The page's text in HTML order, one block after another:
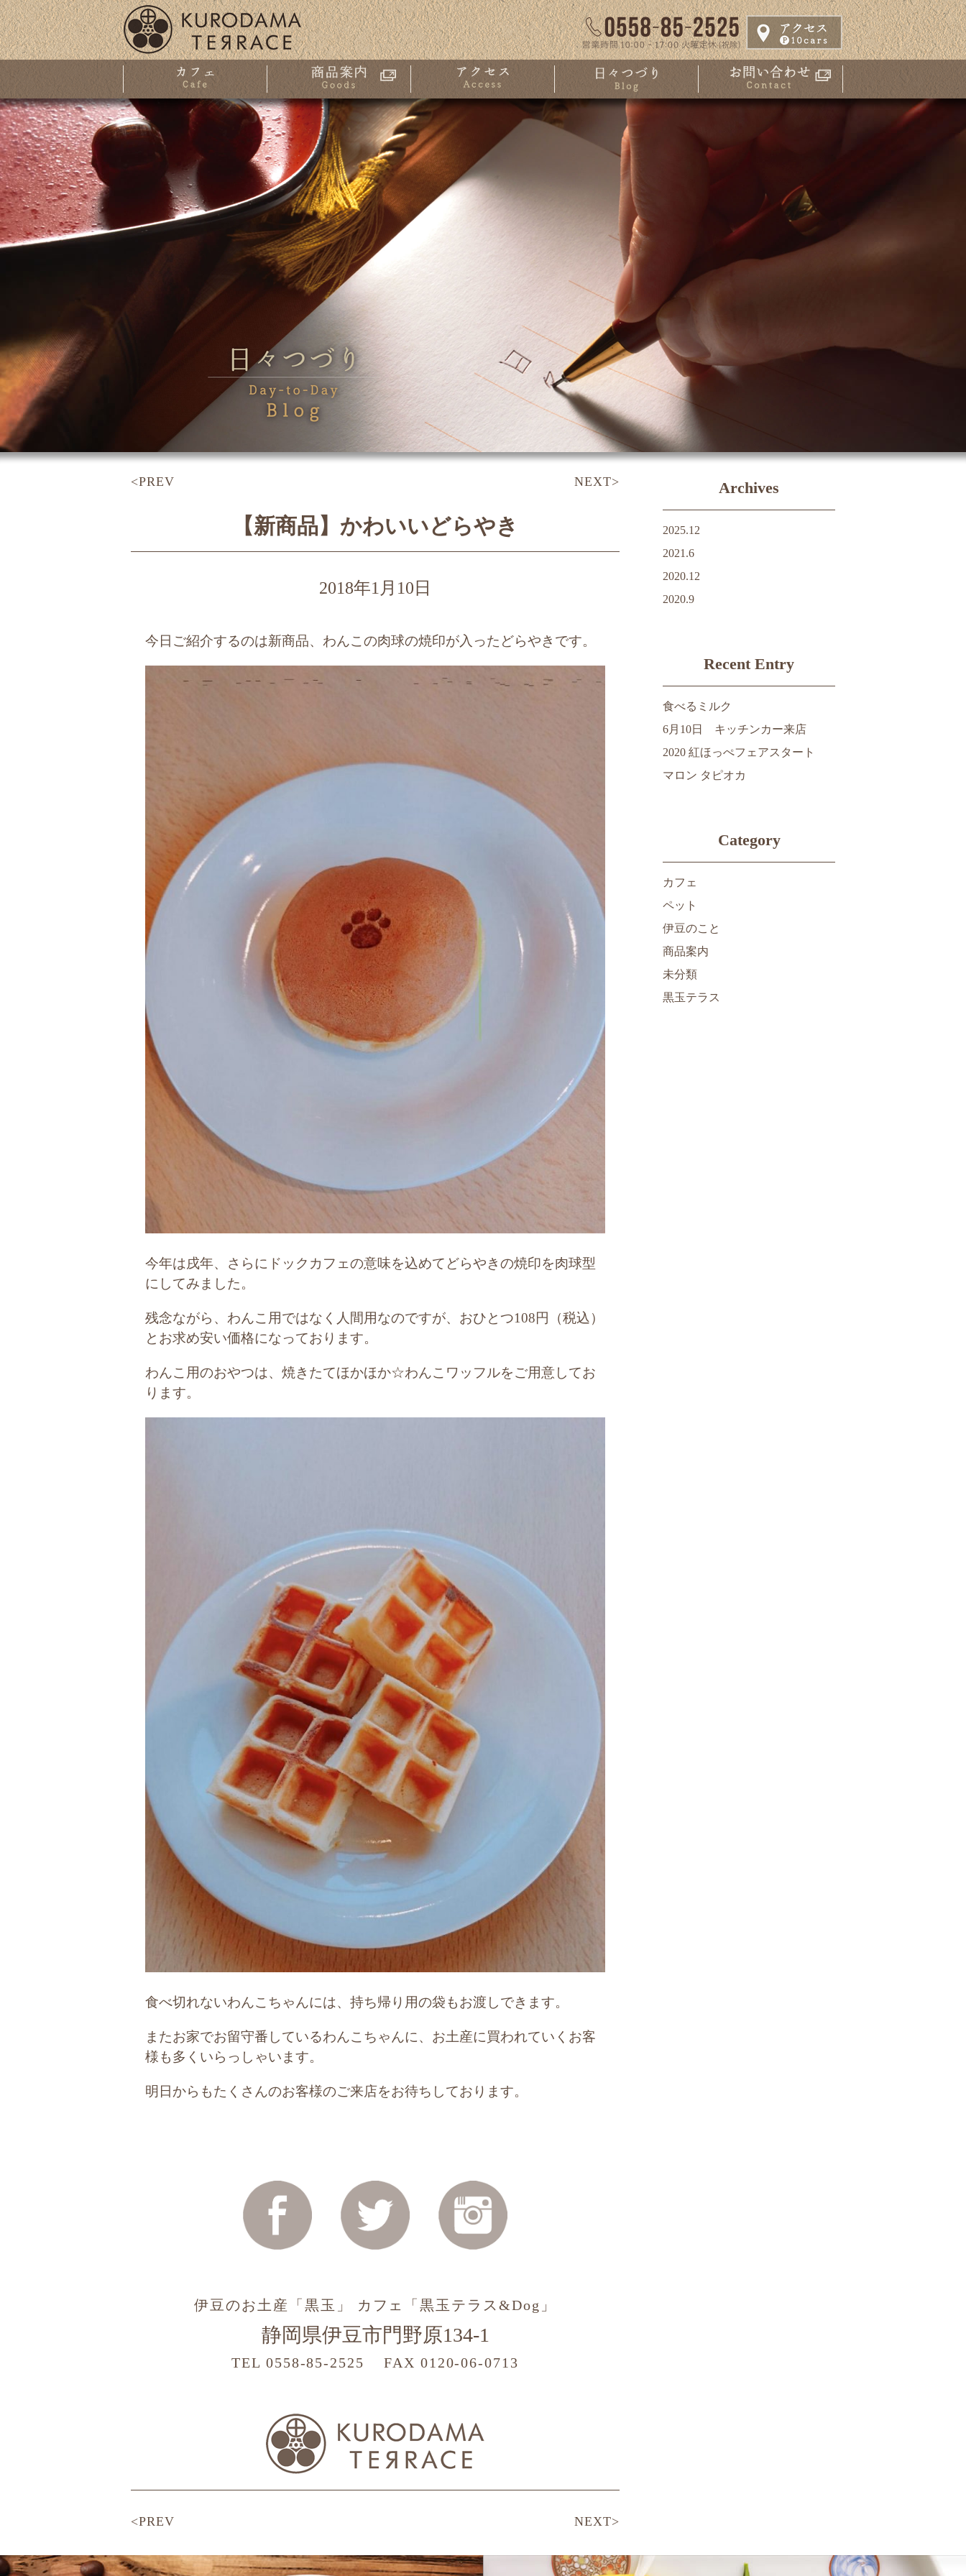
<PREV NEXT>
【新商品】かわいいどらやき
2018年1月10日
今日ご紹介するのは新商品、わんこの肉球の焼印が入ったどらやきです。
今年は戌年、さらにドックカフェの意味を込めてどらやきの焼印を肉球型
にしてみました。
残念ながら、わんこ用ではなく人間用なのですが、おひとつ108円（税込）
とお求め安い価格になっております。
わんこ用のおやつは、焼きたてほかほか☆わんこワッフルをご用意してお
ります。
食べ切れないわんこちゃんには、持ち帰り用の袋もお渡しできます。
またお家でお留守番しているわんこちゃんに、お土産に買われていくお客
様も多くいらっしゃいます。
明日からもたくさんのお客様のご来店をお待ちしております。
伊豆のお土産「黒玉」 カフェ「黒玉テラス&Dog」
静岡県伊豆市門野原134-1
TEL 0558-85-2525 FAX 0120-06-0713
<PREV NEXT>
Archives
2025.12
2021.6
2020.12
2020.9
Recent Entry
食べるミルク
6月10日 キッチンカー来店
2020 紅ほっぺフェアスタート
マロン タピオカ
Category
カフェ
ペット
伊豆のこと
商品案内
未分類
黒玉テラス